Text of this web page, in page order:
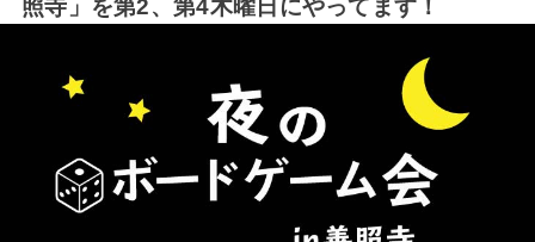
照寺」を第2、第4木曜日にやってます！